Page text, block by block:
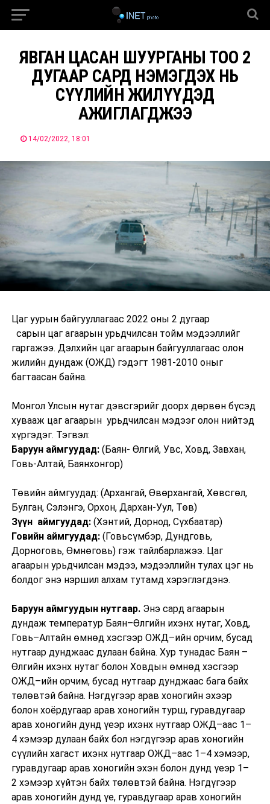
ЯВГАН ЦАСАН ШУУРГАНЫ ТОО 2
ДУГААР САРД НЭМЭГДЭХ НЬ
СҮҮЛИЙН ЖИЛҮҮДЭД
АЖИГЛАГДЖЭЭ
14/02/2022, 18:01
Цаг уурын байгууллагаас 2022 оны 2 дугаар
сарын цаг агаарын урьдчилсан тойм мэдээллийг
гаргажээ. Дэлхийн цаг агаарын байгууллагаас олон
жилийн дундаж (ОЖД) гэдэгт 1981-2010 оныг
багтаасан байна.
Монгол Улсын нутаг дэвсгэрийг доорх дөрвөн бүсэд
хувааж цаг агаарын урьдчилсан мэдээг олон нийтэд
хүргэдэг. Тэгвэл:
Баруун аймгуудад: (Баян- Өлгий, Увс, Ховд, Завхан,
Говь-Алтай, Баянхонгор)
Төвийн аймгуудад: (Архангай, Өвөрхангай, Хөвсгөл,
Булган, Сэлэнгэ, Орхон, Дархан-Уул, Төв)
Зүүн аймгуудад: (Хэнтий, Дорнод, Сүхбаатар)
Говийн аймгуудад:(Говьсүмбэр, Дундговь,
Дорноговь, Өмнөговь) гэж тайлбарлажээ. Цаг
агаарын урьдчилсан мэдээ, мэдээллийн тулах цэг нь
болдог энэ нэршил алхам тутамд хэрэглэгдэнэ.
Баруун аймгуудын нутгаар.Энэ сард агаарын
дундаж температур Баян–Өлгийн ихэнх нутаг, Ховд,
Говь–Алтайн өмнөд хэсгээр ОЖД–ийн орчим, бусад
нутгаар дунджаас дулаан байна. Хур тунадас Баян –
Өлгийн ихэнх нутаг болон Ховдын өмнөд хэсгээр
ОЖД–ийн орчим, бусад нутгаар дунджаас бага байх
төлөвтэй байна. Нэгдүгээр арав хоногийн эхээр
болон хоёрдугаар арав хоногийн турш, гуравдугаар
арав хоногийн дунд үеэр ихэнх нутгаар ОЖД–аас 1–
4 хэмээр дулаан байх бол нэгдүгээр арав хоногийн
сүүлийн хагаст ихэнх нутгаар ОЖД–аас 1–4 хэмээр,
гуравдугаар арав хоногийн эхэн болон дунд үеэр 1–
2 хэмээр хүйтэн байх төлөвтэй байна. Нэгдүгээр
арав хоногийн дунд үе, гуравдугаар арав хоногийн